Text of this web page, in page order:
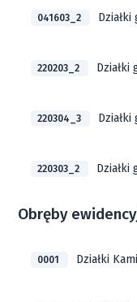
041603_2
220203_2 Działki
220304_3
220303_2 Działki
Obręby
0001 Działki